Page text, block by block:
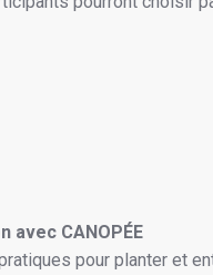
avec CANOPÉE
pour planter et